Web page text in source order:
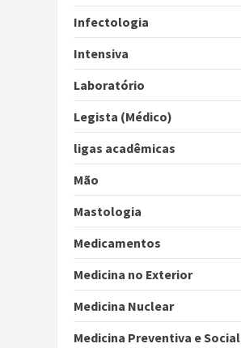
Infectologia
Intensiva
Laboratório
Legista (Médico)
ligas acadêmicas
Mão
Mastologia
Medicamentos
Medicina no Exterior
Medicina Nuclear
Medicina Preventiva e Social